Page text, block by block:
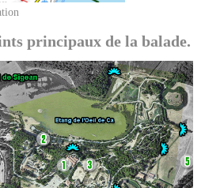
principaux de la balade.